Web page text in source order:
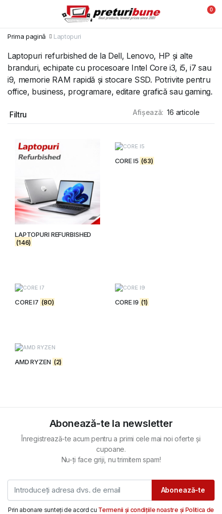
0
Prima pagină Laptopuri
Laptopuri refurbished de la Dell, Lenovo, HP și alte
branduri, echipate cu procesoare Intel Core i3, i5, i7 sau
i9, memorie RAM rapidă și stocare SSD. Potrivite pentru
office, business, programare, editare grafică sau gaming.
Filtru Afișează:
LAPTOPURI REFURBISHED
(146)
CORE I5 (63)
CORE I7 (80) CORE I9 (1)
AMD RYZEN (2)
Abonează-te la newsletter
Înregistrează-te acum pentru a primi cele mai noi oferte și
cupoane.
Nu-ți face griji, nu trimitem spam!
Abonează-te
Prin abonare sunteți de acord cu Termenii și condițiile noastre și Politica de